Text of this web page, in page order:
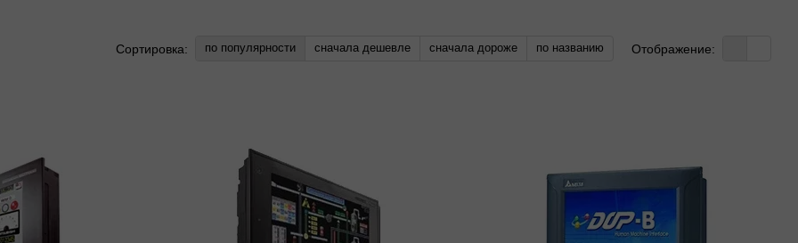
Сортировка: по популярности сначала дешевле сначала дороже по названию Отображение: